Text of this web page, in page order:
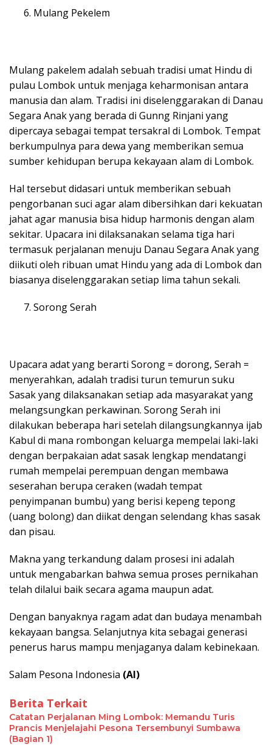
Mulang Pekelem
Mulang pakelem adalah sebuah tradisi umat Hindu di
pulau Lombok untuk menjaga keharmonisan antara
manusia dan alam. Tradisi ini diselenggarakan di Danau
Segara Anak yang berada di Gunng Rinjani yang
dipercaya sebagai tempat tersakral di Lombok. Tempat
berkumpulnya para dewa yang memberikan semua
sumber kehidupan berupa kekayaan alam di Lombok.
Hal tersebut didasari untuk memberikan sebuah
pengorbanan suci agar alam dibersihkan dari kekuatan
jahat agar manusia bisa hidup harmonis dengan alam
sekitar. Upacara ini dilaksanakan selama tiga hari
termasuk perjalanan menuju Danau Segara Anak yang
diikuti oleh ribuan umat Hindu yang ada di Lombok dan
biasanya diselenggarakan setiap lima tahun sekali.
Sorong Serah
Upacara adat yang berarti Sorong = dorong, Serah =
menyerahkan, adalah tradisi turun temurun suku
Sasak yang dilaksanakan setiap ada masyarakat yang
melangsungkan perkawinan. Sorong Serah ini
dilakukan beberapa hari setelah dilangsungkannya ijab
Kabul di mana rombongan keluarga mempelai laki-laki
dengan berpakaian adat sasak lengkap mendatangi
rumah mempelai perempuan dengan membawa
seserahan berupa ceraken (wadah tempat
penyimpanan bumbu) yang berisi kepeng tepong
(uang bolong) dan diikat dengan selendang khas sasak
dan pisau.
Makna yang terkandung dalam prosesi ini adalah
untuk mengabarkan bahwa semua proses pernikahan
telah dilalui baik secara agama maupun adat.
Dengan banyaknya ragam adat dan budaya menambah
kekayaan bangsa. Selanjutnya kita sebagai generasi
penerus harus mampu menjaganya dalam kebinekaan.
Salam Pesona Indonesia (Al)
Berita Terkait
​Catatan Perjalanan Ming Lombok: Memandu Turis
Prancis Menjelajahi Pesona Tersembunyi Sumbawa
(Bagian 1)